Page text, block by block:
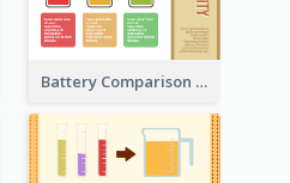
Battery Comparison Schematic Diagram